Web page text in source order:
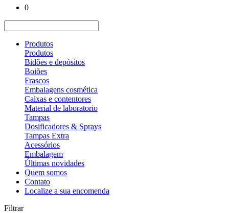
0
Produtos
Produtos
Bidões e depósitos
Boiões
Frascos
Embalagens cosmética
Caixas e contentores
Material de laboratorio
Tampas
Dosificadores & Sprays
Tampas Extra
Acessórios
Embalagem
Últimas novidades
Quem somos
Contato
Localize a sua encomenda
Filtrar